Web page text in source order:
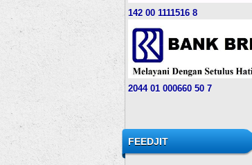
142 00 1111516 8
204401 000660 50 7
FEEDJIT